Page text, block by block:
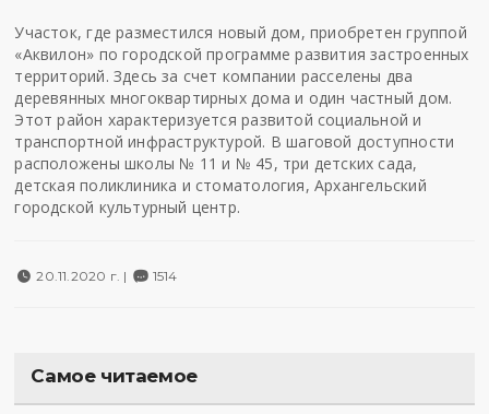
Участок, где разместился новый дом, приобретен группой
«Аквилон» по городской программе развития застроенных
территорий. Здесь за счет компании расселены два
деревянных многоквартирных дома и один частный дом.
Этот район характеризуется развитой социальной и
транспортной инфраструктурой. В шаговой доступности
расположены школы № 11 и № 45, три детских сада,
детская поликлиника и стоматология, Архангельский
городской культурный центр.
20.11.2020 г. | 1514
Самое читаемое